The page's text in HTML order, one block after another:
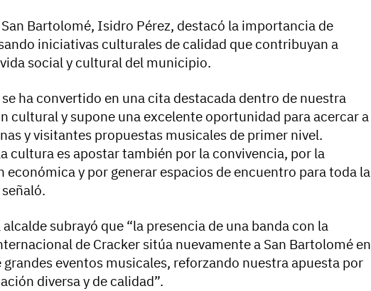
Bartolomé, Isidro Pérez, destacó la importancia de
iniciativas culturales de calidad que contribuyan a
social y cultural del municipio.
se ha convertido en una cita destacada dentro de nuestra
cultural y supone una excelente oportunidad para acercar a
y visitantes propuestas musicales de primer nivel.
cultura es apostar también por la convivencia, por la
económica y por generar espacios de encuentro para toda la
subrayó que “la presencia de una banda con la
de Cracker sitúa nuevamente a San Bartolomé en
eventos musicales, reforzando nuestra apuesta por
diversa y de calidad”.